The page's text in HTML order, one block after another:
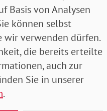
Basis von Analysen
können selbst
wir verwenden dürfen.
die bereits erteilte
auch zur
Sie in unserer
.